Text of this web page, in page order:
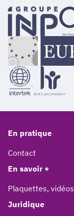
En pratique
Contact
En savoir +
Plaquettes, vidéos
Juridique